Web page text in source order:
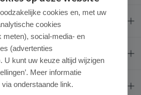
cookies en, met uw
cookies
meten), social-media- en
(advertenties
U kunt uw keuze altijd wijzigen
Meer informatie
onderstaande link.